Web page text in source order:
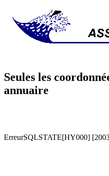
Seules les
annuaire
ErreurSQLSTATE[HY000]